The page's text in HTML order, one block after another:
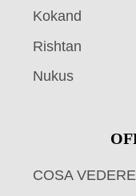
Kokand
Rishtan
Nukus
COSA